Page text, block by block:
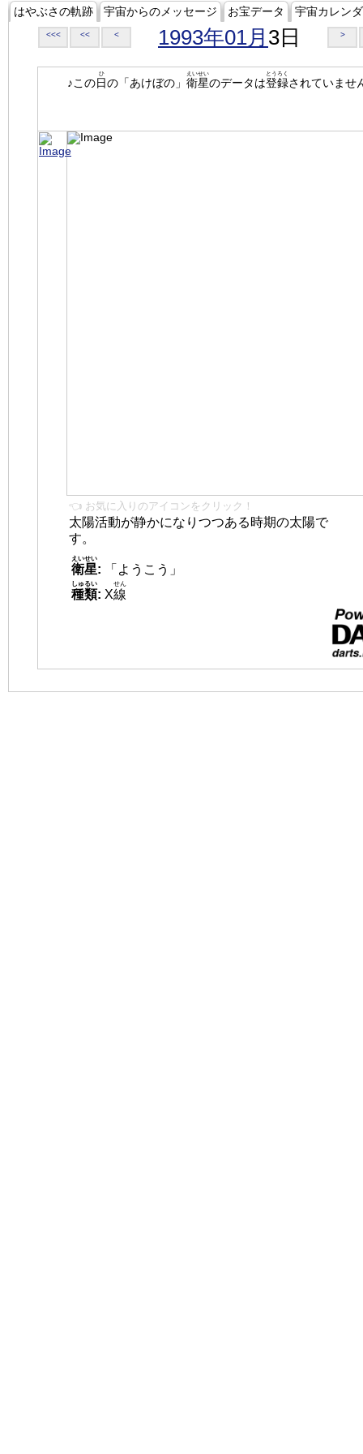
はやぶさの軌跡 宇宙からのメッセージ お宝データ 宇宙カレン
<<< << < 1993年01月 3日 >
♪この日
ひ
の「あけぼの」 衛星
えいせい
のデータは登録
とうろく
されていませ
👈 お気に入りのアイコンをクリック！
太陽活動が静かになりつつある時期の太陽で
す。
衛星
えいせい
:
「ようこう」
種類
しゅるい
: X線
せん